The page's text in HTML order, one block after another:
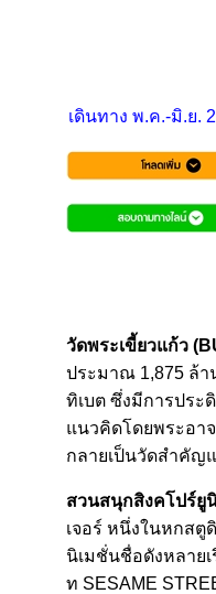
เดินทาง พ.ค.-มิ.ย.
วัดพระเขี้ยวแก้ว
ประมาณ 1,875 ล้า
ทิเบต ซึ่งมีการประ
แนวคิดโดยพระอา
กลายเป็นวัดสำคัญ
สวนสนุกสิงคโปร์ยู
เจอร์ หนึ่งในหกสตู
นิเมชั่นชื่อดังหลาย
ท SESAME